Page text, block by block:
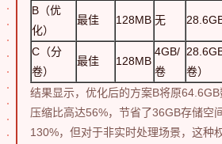
B（优
化）
最佳 128MB 无
C（分
卷）
最佳 128MB
4GB/
卷
卷）
结果显示，优化后的方案B将原64.6GB
压缩比高达56%，节省了36GB存储空
130%，但对于非实时处理场景，这种